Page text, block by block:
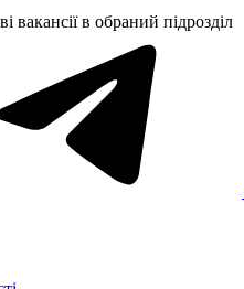
в обраний підрозділ